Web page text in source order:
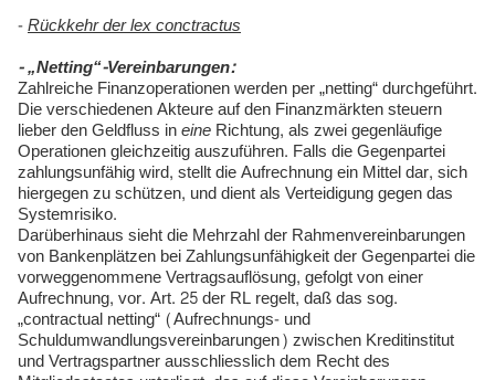
-Rückkehr der lex conctractus
- „Netting“-Vereinbarungen:
Zahlreiche Finanzoperationen werden per „netting“ durchgeführt.
Die verschiedenen Akteure auf den Finanzmärkten steuern
lieber den Geldfluss ineineRichtung, als zwei gegenläufige
Operationen gleichzeitig auszuführen. Falls die Gegenpartei
zahlungsunfähig wird, stellt die Aufrechnung ein Mittel dar, sich
hiergegen zu schützen, und dient als Verteidigung gegen das
Systemrisiko.
Darüberhinaus sieht die Mehrzahl der Rahmenvereinbarungen
von Bankenplätzen bei Zahlungsunfähigkeit der Gegenpartei die
vorweggenommene Vertragsauflösung, gefolgt von einer
Aufrechnung, vor. Art. 25 der RL regelt, daß das sog.
„contractual netting“ (Aufrechnungs- und
Schuldumwandlungsvereinbarungen) zwischen Kreditinstitut
und Vertragspartner ausschliesslich dem Recht des